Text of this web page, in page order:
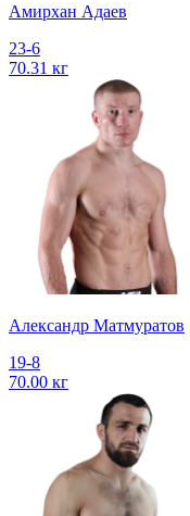
Амирхан Адаев
23-6
70.31 кг
Александр Матмуратов
19-8
70.00 кг